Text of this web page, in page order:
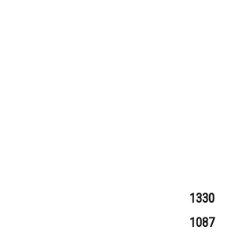
1330
1087